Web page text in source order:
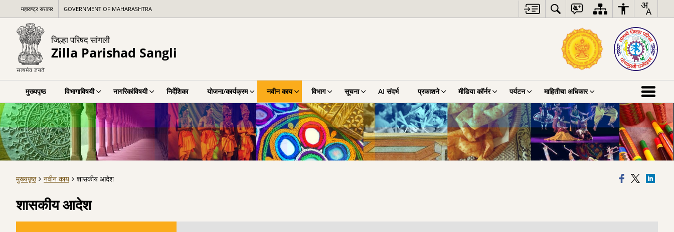
महाराष्ट्र सरकार GOVERNMENT OF MAHARASHTRA
जिल्हा परिषद सांगली
Zilla Parishad Sangli
मुख्यपृष्ठ विभागाविषयी नागरिकांविषयी निर्देशिका योजना/कार्यक्रम नवीन काय विभाग सूचना AI संदर्भ प्रकाशने मीडिया कॉर्नर पर्यटन माहितीचा अधिकार
मुख्यपृष्ठ नवीन काय शासकीय आदेश
शासकीय आदेश